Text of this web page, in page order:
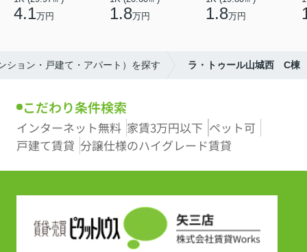
4.1万円 1.8万円 1.8万円
ション・戸建て・アパート）を探す ラ・トゥール山城西 C棟
こだわり条件検索
インターネット無料 家賃3万円以下 ペット可
戸建て賃貸 分譲仕様のハイグレード賃貸